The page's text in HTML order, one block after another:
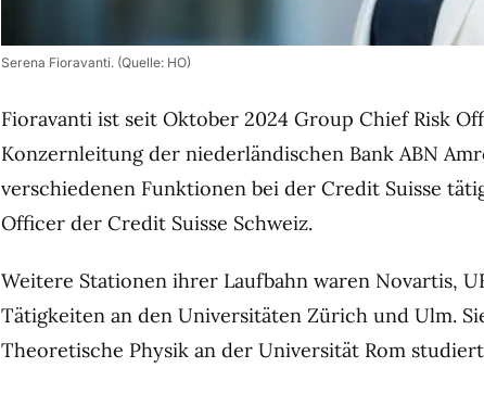
Serena Fioravanti. (Quelle: HO)
Fioravanti ist seit Oktober 2024 Group Chief Risk
Konzernleitung der niederländischen Bank ABN
verschiedenen Funktionen bei der Credit Suisse
Officer der Credit Suisse Schweiz.
Weitere Stationen ihrer Laufbahn waren Novartis,
Tätigkeiten an den Universitäten Zürich und Ulm.
Theoretische Physik an der Universität Rom